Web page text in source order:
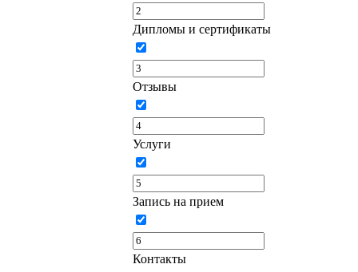
Дипломы и сертификаты
Отзывы
Услуги
Запись на прием
Контакты